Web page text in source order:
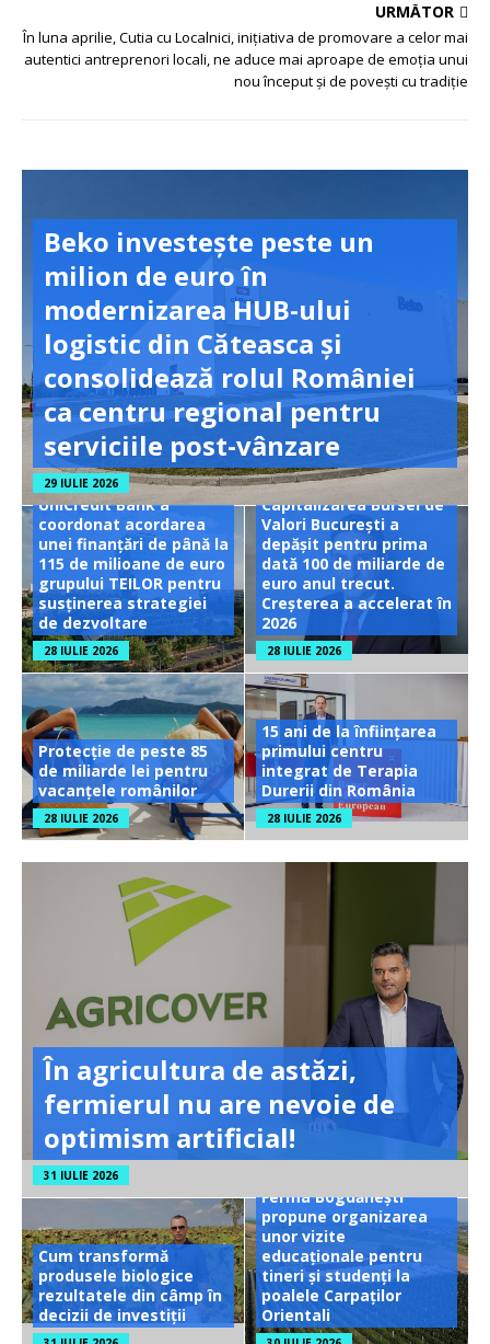
URMĂTOR
În luna aprilie, Cutia cu Localnici, inițiativa de promovare a celor mai
autentici antreprenori locali, ne aduce mai aproape de emoția unui
nou început și de povești cu tradiție
Beko investește peste un
milion de euro în
modernizarea HUB-ului
logistic din Căteasca și
consolidează rolul României
ca centru regional pentru
serviciile post-vânzare
29 IULIE 2026
UniCredit Bank a
coordonat acordarea
unei finanțări de până la
115 de milioane de euro
grupului TEILOR pentru
susținerea strategiei
de dezvoltare
28 IULIE 2026
Capitalizarea Bursei de
Valori București a
depășit pentru prima
dată 100 de miliarde de
euro anul trecut.
Creșterea a accelerat în
2026
28 IULIE 2026
Protecție de peste 85
de miliarde lei pentru
vacanțele românilor
28 IULIE 2026
15 ani de la înființarea
primului centru
integrat de Terapia
Durerii din România
28 IULIE 2026
În agricultura de astăzi,
fermierul nu are nevoie de
optimism artificial!
31 IULIE 2026
Cum transformă
produsele biologice
rezultatele din câmp în
decizii de investiții
Ferma Bogdănești
propune organizarea
unor vizite
educaționale pentru
tineri și studenți la
poalele Carpaților
Orientali